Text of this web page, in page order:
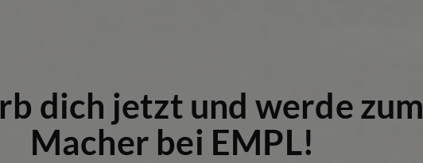
dich jetzt und werde zum
Macher bei EMPL!